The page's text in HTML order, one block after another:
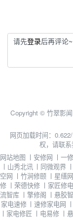
请先登录后再评论~
Copyright © 竹翠影
网页加载时间：
权，请联
网站地图 丨 安修网 丨 一
丨 山秀北讯 丨 同微观界 丨
空网 丨 竹涧修颐 丨 星缮网
修 丨 荣德快修 丨 家匠修
流智库 丨 擎修阁 丨 悬胶
家电速修 丨 速修家电网 丨
丨 家电修匠 丨 电易修 丨